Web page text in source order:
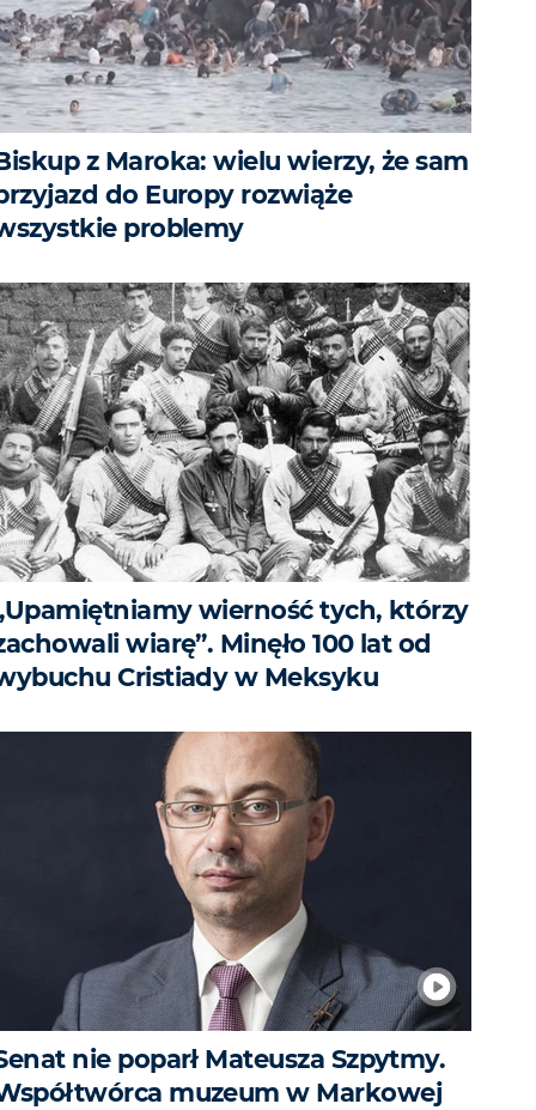
z Maroka: wielu wierzy, że sam
do Europy rozwiąże
problemy
wierność tych, którzy
wiarę”. Minęło 100 lat od
Cristiady w Meksyku
nie poparł Mateusza Szpytmy.
muzeum w Markowej